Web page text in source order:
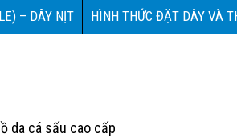
– DÂY NỊT HÌNH THỨC ĐẶT DÂY VÀ
da cá sấu cao cấp